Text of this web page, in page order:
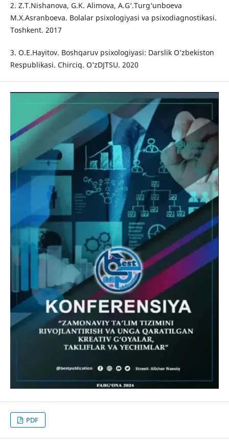
2. Z.T.Nishanova, G.K. Alimova, A.G‘.Turg‘unboeva
M.X.Asranboeva. Bolalar psixologiyasi va psixodiagnostikasi.
Toshkent. 2017
3. O.E.Hayitov. Boshqaruv psixologiyasi: Darslik O’zbekiston
Respublikasi. Chirciq. O’zDJTSU. 2020
PDF